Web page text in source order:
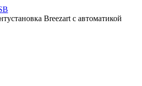
Breezart с автоматикой